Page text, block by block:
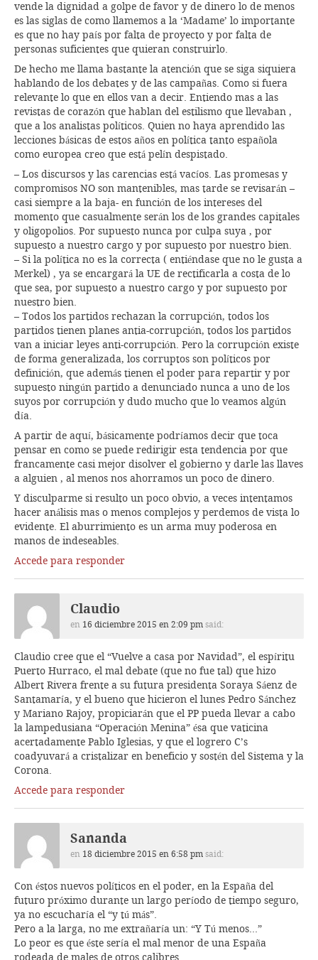
vende la dignidad a golpe de favor y de dinero lo de menos
es las siglas de como llamemos a la ‘Madame’ lo importante
es que no hay país por falta de proyecto y por falta de
personas suficientes que quieran construirlo.
De hecho me llama bastante la atención que se siga siquiera
hablando de los debates y de las campañas. Como si fuera
relevante lo que en ellos van a decir. Entiendo mas a las
revistas de corazón que hablan del estilismo que llevaban ,
que a los analistas políticos. Quien no haya aprendido las
lecciones básicas de estos años en política tanto española
como europea creo que está pelín despistado.
– Los discursos y las carencias está vacíos. Las promesas y
compromisos NO son mantenibles, mas tarde se revisarán –
casi siempre a la baja- en función de los intereses del
momento que casualmente serán los de los grandes capitales
y oligopolios. Por supuesto nunca por culpa suya , por
supuesto a nuestro cargo y por supuesto por nuestro bien.
– Si la política no es la correcta ( entiéndase que no le gusta a
Merkel) , ya se encargará la UE de rectificarla a costa de lo
que sea, por supuesto a nuestro cargo y por supuesto por
nuestro bien.
– Todos los partidos rechazan la corrupción, todos los
partidos tienen planes antia-corrupción, todos los partidos
van a iniciar leyes anti-corrupción. Pero la corrupción existe
de forma generalizada, los corruptos son políticos por
definición, que además tienen el poder para repartir y por
supuesto ningún partido a denunciado nunca a uno de los
suyos por corrupción y dudo mucho que lo veamos algún
día.
A partir de aquí, básicamente podríamos decir que toca
pensar en como se puede redirigir esta tendencia por que
francamente casi mejor disolver el gobierno y darle las llaves
a alguien , al menos nos ahorramos un poco de dinero.
Y disculparme si resulto un poco obvio, a veces intentamos
hacer análisis mas o menos complejos y perdemos de vista lo
evidente. El aburrimiento es un arma muy poderosa en
manos de indeseables.
Accede para responder
Claudio
en 16 diciembre 2015 en 2:09 pm said:
Claudio cree que el “Vuelve a casa por Navidad”, el espíritu
Puerto Hurraco, el mal debate (que no fue tal) que hizo
Albert Rivera frente a su futura presidenta Soraya Sáenz de
Santamaría, y el bueno que hicieron el lunes Pedro Sánchez
y Mariano Rajoy, propiciarán que el PP pueda llevar a cabo
la lampedusiana “Operación Menina” ésa que vaticina
acertadamente Pablo Iglesias, y que el logrero C’s
coadyuvará a cristalizar en beneficio y sostén del Sistema y la
Corona.
Accede para responder
Sananda
en 18 diciembre 2015 en 6:58 pm said:
Con éstos nuevos políticos en el poder, en la España del
futuro próximo durante un largo período de tiempo seguro,
ya no escucharía el “y tú más”.
Pero a la larga, no me extrañaría un: “Y Tú menos…”
Lo peor es que éste sería el mal menor de una España
rodeada de males de otros calibres …